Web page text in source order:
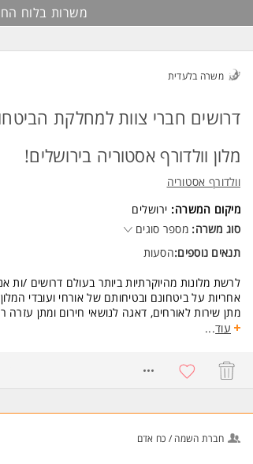
משרות בלוח
משרה בלעדית
דרושים חברי צוות למחלקת
מלון וולדורף אסטוריה בירושלים!
וולדורף אסטוריה
מיקום המשרה: ירושלים
סוג משרה: מספר סוגים
תנאים נוספים:הסעות
לרשת מלונות מהיוקרתיות ביותר בעולם דרושים /ות
אחריות על ביטחונם ובטיחותם של אורחי ועובדי
מתן שירות לאורחים, דאגה לנושאי חירום ומתן עזרה
מוכר כעבודה מועדפת!
דרישות:
שירות צבאי מלא - חובה
עברית ברמת שפת אם- חובה
עוד...
חברת השמה / כח אדם